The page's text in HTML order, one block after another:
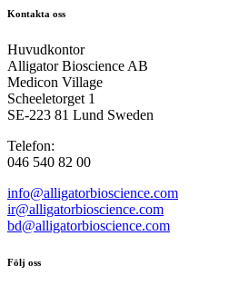
Kontakta oss
Huvudkontor
Alligator Bioscience AB
Medicon Village
Scheeletorget 1
SE-223 81 Lund Sweden
Telefon:
046 540 82 00
info@alligatorbioscience.com
ir@alligatorbioscience.com
bd@alligatorbioscience.com
Följ oss